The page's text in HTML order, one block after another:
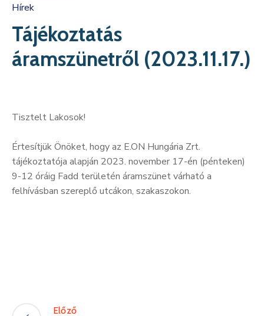
Hírek
Tájékoztatás
áramszünetről (2023.11.17.)
Tisztelt Lakosok!
Értesítjük Önöket, hogy az E.ON Hungária Zrt.
tájékoztatója alapján 2023. november 17-én (pénteken)
9-12 óráig Fadd területén áramszünet várható a
felhívásban szereplő utcákon, szakaszokon.
Előző